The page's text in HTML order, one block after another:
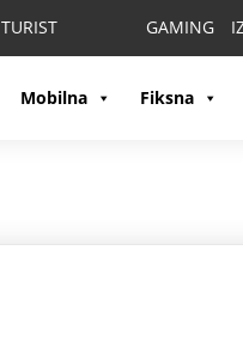
TURIST GAMING
Mobilna Fiksna